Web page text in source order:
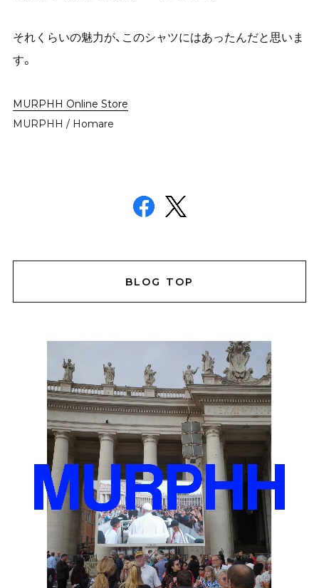
それくらいの魅力が、このシャツにはあったんだと思いま
す。
MURPHH Online Store
MURPHH / Homare
BLOG TOP